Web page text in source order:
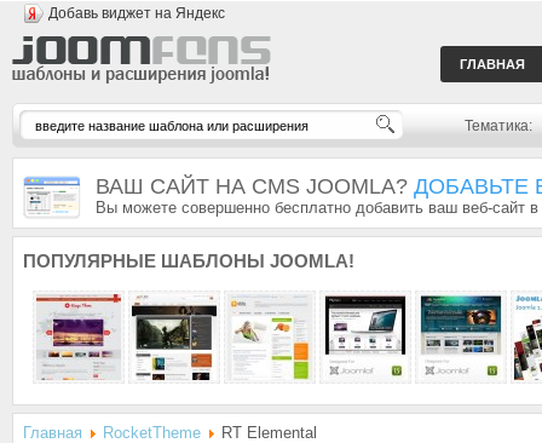
Добавь виджет на Яндекс
ГЛАВНАЯ
Тематика:
ВАШ САЙТ НА CMS JOOMLA? ДОБАВЬТЕ
Вы можете совершенно бесплатно добавить ваш веб-сайт
ПОПУЛЯРНЫЕ ШАБЛОНЫ JOOMLA!
Главная RocketTheme RT Elemental